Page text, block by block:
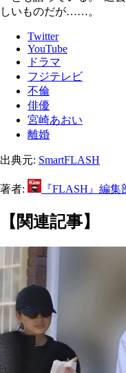
しいものだが……。
Twitter
YouTube
ドラマ
フジテレビ
不倫
俳優
宮崎あおい
離婚
出典元: SmartFLASH
著者: 『FLASH』編集
【関連記事】